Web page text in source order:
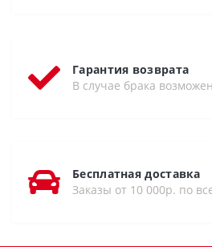
Гарантия возврата
В случае брака
Бесплатная доставка
Заказы от 10 000р. по